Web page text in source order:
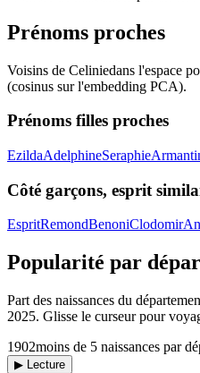
Prénoms proches
Voisins de Celiniedans l'espace
(cosinus sur l'embedding PCA).
Prénoms filles proches
EzildaAdelphineSeraphie
Côté garçons, esprit
EspritRemondBenoniClodomir
Popularité par
Part des naissances du
2025. Glisse le curseur pour
1902moins de 5 naissances par
▶ Lecture